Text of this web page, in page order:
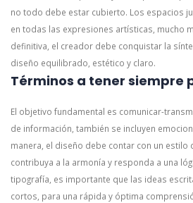
no todo debe estar cubierto. Los espacios
en todas las expresiones artísticas, mucho
definitiva, el creador debe conquistar la
diseño equilibrado, estético y claro.
Términos a tener siempre
El objetivo fundamental es comunicar-
de información, también se incluyen
manera, el diseño debe contar con un estilo
contribuya a la armonía y responda a una
tipografía, es importante que las ideas
cortos, para una rápida y óptima